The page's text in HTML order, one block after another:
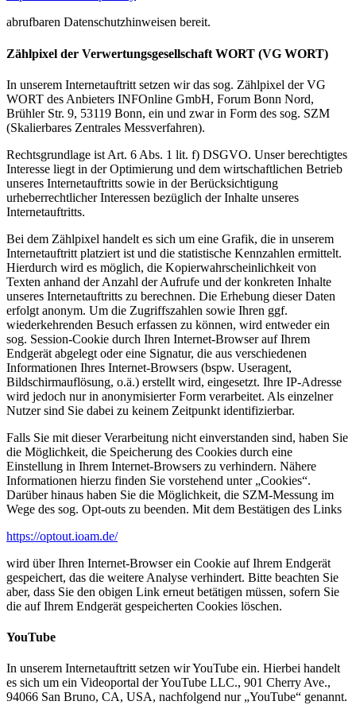
abrufbaren Datenschutzhinweisen bereit.
Zählpixel der Verwertungsgesellschaft WORT (VG WORT)
In unserem Internetauftritt setzen wir das sog. Zählpixel der VG
WORT des Anbieters INFOnline GmbH, Forum Bonn Nord,
Brühler Str. 9, 53119 Bonn, ein und zwar in Form des sog. SZM
(Skalierbares Zentrales Messverfahren).
Rechtsgrundlage ist Art. 6 Abs. 1 lit. f) DSGVO. Unser berechtigtes
Interesse liegt in der Optimierung und dem wirtschaftlichen Betrieb
unseres Internetauftritts sowie in der Berücksichtigung
urheberrechtlicher Interessen bezüglich der Inhalte unseres
Internetauftritts.
Bei dem Zählpixel handelt es sich um eine Grafik, die in unserem
Internetauftritt platziert ist und die statistische Kennzahlen ermittelt.
Hierdurch wird es möglich, die Kopierwahrscheinlichkeit von
Texten anhand der Anzahl der Aufrufe und der konkreten Inhalte
unseres Internetauftritts zu berechnen. Die Erhebung dieser Daten
erfolgt anonym. Um die Zugriffszahlen sowie Ihren ggf.
wiederkehrenden Besuch erfassen zu können, wird entweder ein
sog. Session-Cookie durch Ihren Internet-Browser auf Ihrem
Endgerät abgelegt oder eine Signatur, die aus verschiedenen
Informationen Ihres Internet-Browsers (bspw. Useragent,
Bildschirmauflösung, o.ä.) erstellt wird, eingesetzt. Ihre IP-Adresse
wird jedoch nur in anonymisierter Form verarbeitet. Als einzelner
Nutzer sind Sie dabei zu keinem Zeitpunkt identifizierbar.
Falls Sie mit dieser Verarbeitung nicht einverstanden sind, haben Sie
die Möglichkeit, die Speicherung des Cookies durch eine
Einstellung in Ihrem Internet-Browsers zu verhindern. Nähere
Informationen hierzu finden Sie vorstehend unter „Cookies“.
Darüber hinaus haben Sie die Möglichkeit, die SZM-Messung im
Wege des sog. Opt-outs zu beenden. Mit dem Bestätigen des Links
https://optout.ioam.de/
wird über Ihren Internet-Browser ein Cookie auf Ihrem Endgerät
gespeichert, das die weitere Analyse verhindert. Bitte beachten Sie
aber, dass Sie den obigen Link erneut betätigen müssen, sofern Sie
die auf Ihrem Endgerät gespeicherten Cookies löschen.
YouTube
In unserem Internetauftritt setzen wir YouTube ein. Hierbei handelt
es sich um ein Videoportal der YouTube LLC., 901 Cherry Ave.,
94066 San Bruno, CA, USA, nachfolgend nur „YouTube“ genannt.